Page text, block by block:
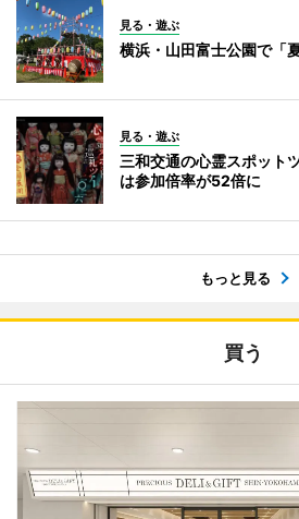
見る・遊ぶ
横浜・山田富士公園で「
見る・遊ぶ
三和交通の心霊スポッ
は参加倍率が52倍に
もっと見る
買う